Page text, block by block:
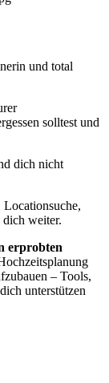
und total
solltest und
dich nicht
Locationsuche,
dich weiter.
erprobten
– Tools,
unterstützen